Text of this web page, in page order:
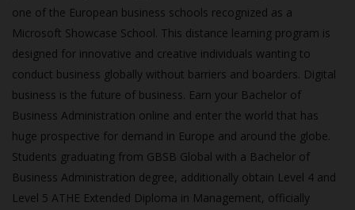
one of the European business schools recognized as a
Microsoft Showcase School. This distance learning program is
designed for innovative and creative individuals wanting to
conduct business globally without barriers and boarders. Digital
business is the future of business. Earn your Bachelor of
Business Administration online and enter the world that has
huge prospective for demand in Europe and around the globe.
Students graduating from GBSB Global with a Bachelor of
Business Administration degree, additionally obtain Level 4 and
Level 5 ATHE Extended Diploma in Management, officially